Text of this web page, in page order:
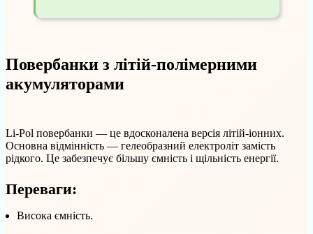
Повербанки з літій-полімерними
акумуляторами
Li-Pol повербанки — це вдосконалена версія літій-іонних.
Основна відмінність — гелеобразний електроліт замість
рідкого. Це забезпечує більшу ємність і щільність енергії.
Переваги:
Висока ємність.